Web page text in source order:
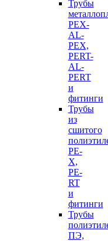
Трубы
PEX-
AL-
PEX,
PERT-
AL-
PERT
и
фитинги
Трубы
из
сшитого
PE-
X,
PE-
RT
и
фитинги
Трубы
ПЭ,